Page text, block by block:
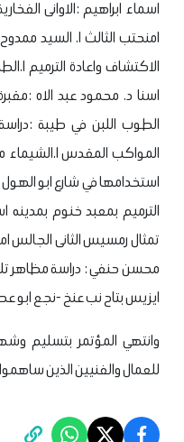
اسماء ابراهيم :الاوانى
امنحتب الثالث
الاكتشاف واعادة الترميم
اسنا د. محمود عبد الاه
الطوب اللبن في طيبة
المواكب المقدس
استخدامها في شارع ابو
الترميم بمعبد خنوم بمدينه
تمثال رمسيس الثانى الجالس
ايزيس بتاح نب عنخ -نجع ابو
وانتهي المؤتمر بتسليم
للعمال والفنيين الذين